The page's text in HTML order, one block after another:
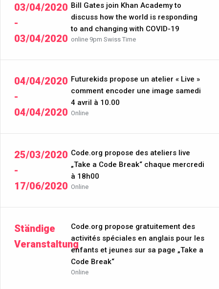
03/04/2020
-
03/04/2020
Bill Gates join Khan Academy to
discuss how the world is responding
to and changing with COVID-19
online 9pm Swiss Time
04/04/2020
-
04/04/2020
Futurekids propose un atelier « Live »
comment encoder une image samedi
4 avril à 10.00
Online
25/03/2020
-
17/06/2020
Code.org propose des ateliers live
„Take a Code Break“ chaque mercredi
à 18h00
Online
Ständige
Veranstaltung
Code.org propose gratuitement des
activités spéciales en anglais pour les
enfants et jeunes sur sa page „Take a
Code Break“
Online